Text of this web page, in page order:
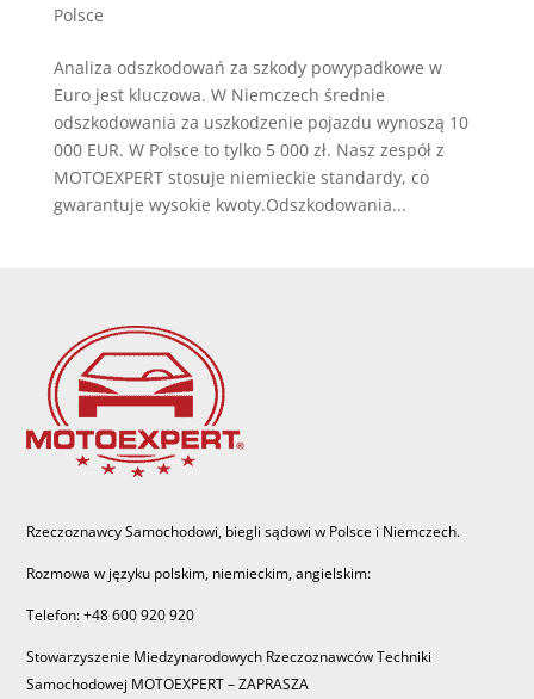
Polsce
Analiza odszkodowań za szkody powypadkowe w
Euro jest kluczowa. W Niemczech średnie
odszkodowania za uszkodzenie pojazdu wynoszą 10
000 EUR. W Polsce to tylko 5 000 zł. Nasz zespół z
MOTOEXPERT stosuje niemieckie standardy, co
gwarantuje wysokie kwoty.Odszkodowania...
Rzeczoznawcy Samochodowi, biegli sądowi w Polsce i Niemczech.
Rozmowa w języku polskim, niemieckim, angielskim:
Telefon: +48 600 920 920
Stowarzyszenie Miedzynarodowych Rzeczoznawców Techniki
Samochodowej MOTOEXPERT – ZAPRASZA